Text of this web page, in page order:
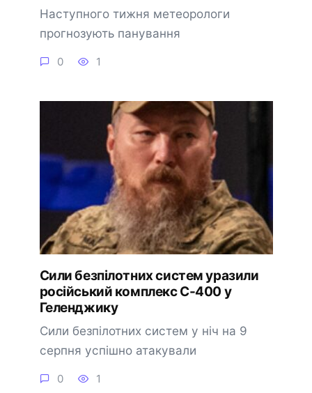
Наступного тижня метеорологи
прогнозують панування
0 1
Сили безпілотних систем уразили
російський комплекс С-400 у
Геленджику
Сили безпілотних систем у ніч на 9
серпня успішно атакували
0 1